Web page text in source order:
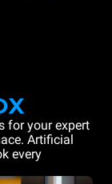
for your expert
Artificial
every